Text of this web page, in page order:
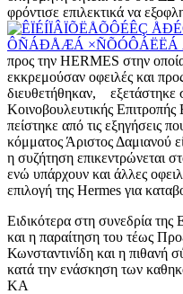
φρόντισε επιλεκτικά να
προς την HERMES στην
εκκρεμούσαν οφειλές και
διευθετήθηκαν, εξετάστηκε
Κοινοβουλευτικής
πείστηκε από τις εξηγήσεις
κόμματος Άριστος Δαμιανού
η συζήτηση επικεντρώνεται
ενώ υπάρχουν και άλλες
επιλογή της Hermes για
Ειδικότερα στη συνεδρία της
και η παραίτηση του τέως
Κωνσταντινίδη και η πιθανή
κατά την ενάσκηση των
ΚΑ